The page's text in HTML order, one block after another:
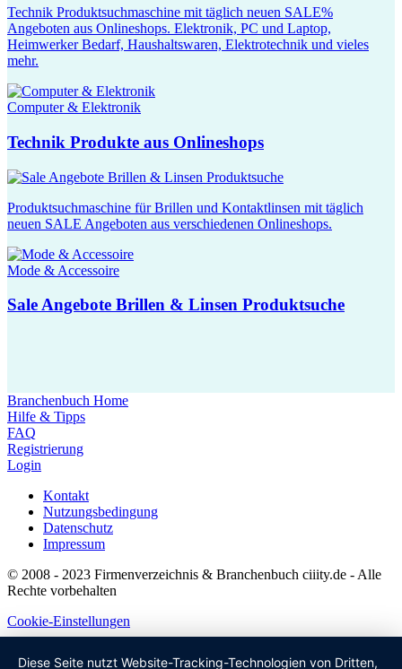
Technik Produktsuchmaschine mit täglich neuen SALE%
Angeboten aus Onlineshops. Elektronik, PC und Laptop,
Heimwerker Bedarf, Haushaltswaren, Elektrotechnik und vieles
mehr.
Computer & Elektronik
Technik Produkte aus Onlineshops
Produktsuchmaschine für Brillen und Kontaktlinsen mit täglich
neuen SALE Angeboten aus verschiedenen Onlineshops.
Mode & Accessoire
Sale Angebote Brillen & Linsen Produktsuche
Branchenbuch Home
Hilfe & Tipps
FAQ
Registrierung
Login
Kontakt
Nutzungsbedingung
Datenschutz
Impressum
© 2008 - 2023 Firmenverzeichnis & Branchenbuch ciiity.de - Alle
Rechte vorbehalten
Cookie-Einstellungen
Diese Seite nutzt Website-Tracking-Technologien von Dritten,